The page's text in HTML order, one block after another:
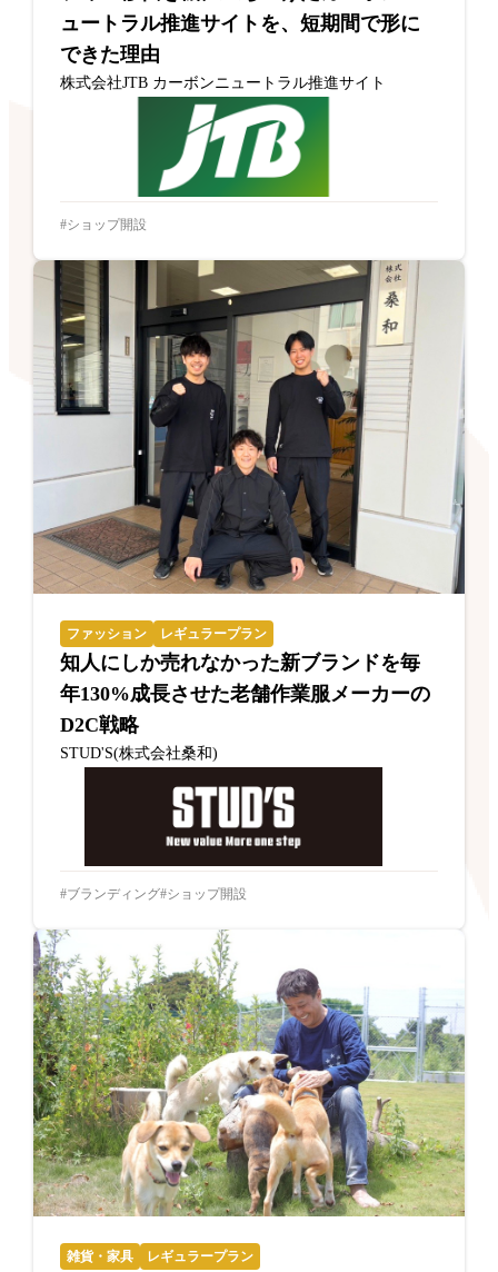
ュートラル推進サイトを、短期間で形に
できた理由
株式会社JTB カーボンニュートラル推進サイト
ショップ開設
ファッション レギュラープラン
知人にしか売れなかった新ブランドを毎
年130%成長させた老舗作業服メーカーの
D2C戦略
STUD'S(株式会社桑和)
ブランディング ショップ開設
雑貨・家具 レギュラープラン